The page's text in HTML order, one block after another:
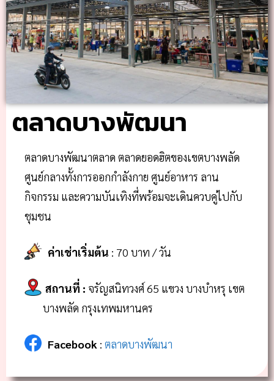
ตลาดบางพัฒนา
ตลาดบางพัฒนาตลาด ตลาดยอดฮิตของเขตบางพลัด
ศูนย์กลางทั้งการออกกำลังกาย ศูนย์อาหาร ลาน
กิจกรรม และความบันเทิงที่พร้อมจะเดินควบคู่ไปกับ
ชุมชน
ค่าเช่าเริ่มต้น : 70 บาท / วัน
สถานที่ : จรัญสนิทวงศ์ 65 แขวง บางบำหรุ เขต
บางพลัด กรุงเทพมหานคร
Facebook : ตลาดบางพัฒนา